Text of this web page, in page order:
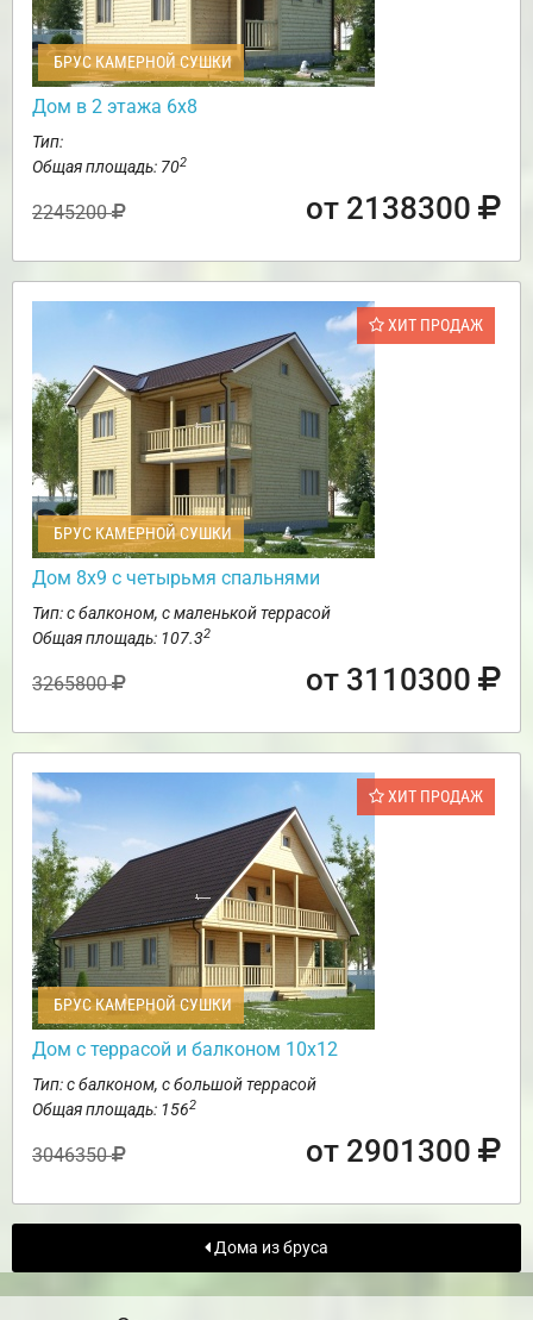
БРУС КАМЕРНОЙ СУШКИ
Дом в 2 этажа 6х8
Тип:
Общая площадь: 702
2245200 от 2138300
ХИТ ПРОДАЖ
БРУС КАМЕРНОЙ СУШКИ
Дом 8х9 с четырьмя спальнями
Тип: с балконом, с маленькой террасой
Общая площадь: 107.32
3265800 от 3110300
ХИТ ПРОДАЖ
БРУС КАМЕРНОЙ СУШКИ
Дом с террасой и балконом 10х12
Тип: с балконом, с большой террасой
Общая площадь: 1562
3046350 от 2901300
Дома из бруса